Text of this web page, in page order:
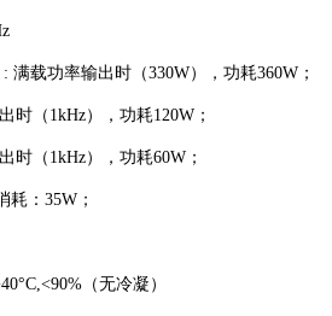
满载功率输出时（330W），功耗360W；
），功耗120W；
），功耗60W；
；
（无冷凝）